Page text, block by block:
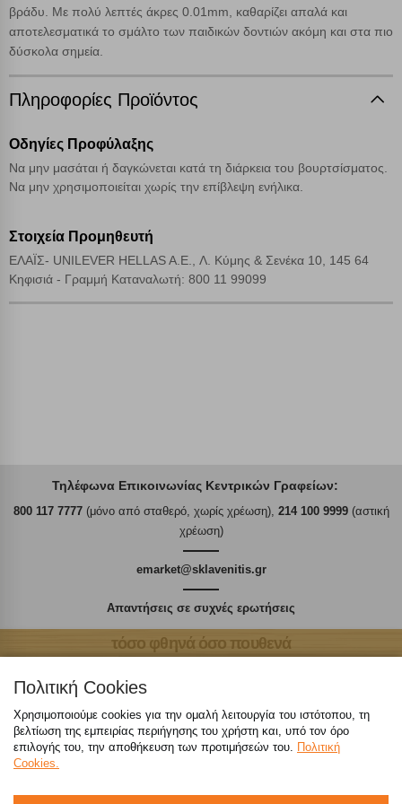
βράδυ. Με πολύ λεπτές άκρες 0.01mm, καθαρίζει απαλά και
αποτελεσματικά το σμάλτο των παιδικών δοντιών ακόμη και στα πιο
δύσκολα σημεία.
Πληροφορίες Προϊόντος
Οδηγίες Προφύλαξης
Να μην μασάται ή δαγκώνεται κατά τη διάρκεια του βουρτσίσματος.
Να μην χρησιμοποιείται χωρίς την επίβλεψη ενήλικα.
Στοιχεία Προμηθευτή
ΕΛΑΪΣ- UNILEVER HELLAS A.E., Λ. Κύμης & Σενέκα 10, 145 64
Κηφισιά - Γραμμή Καταναλωτή: 800 11 99099
Τηλέφωνα Επικοινωνίας Κεντρικών Γραφείων:
800 117 7777(μόνο από σταθερό, χωρίς χρέωση), 214 100 9999(αστική
χρέωση)
emarket@sklavenitis.gr
Απαντήσεις σε συχνές ερωτήσεις
τόσο φθηνά όσο πουθενά
Καταστήματα
Πολιτική Cookies
Χρησιμοποιούμε cookies για την ομαλή λειτουργία του ιστότοπου, τη
βελτίωση της εμπειρίας περιήγησης του χρήστη και, υπό τον όρο
επιλογής του, την αποθήκευση των προτιμήσεών του. Πολιτική
Cookies.
Cookies απόδοσης
Απολύτως απαραίτητα cookies Πάντα Ενεργό
Απόρριψη όλων